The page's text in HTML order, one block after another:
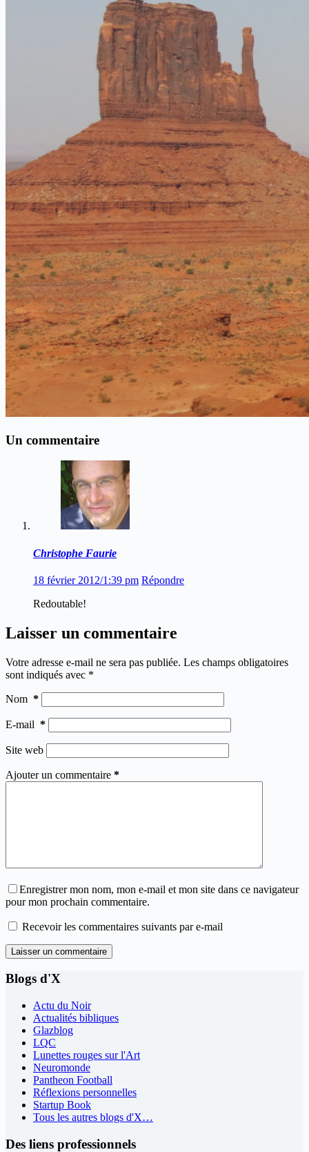
Un commentaire
Christophe Faurie
18 février 2012/1:39 pm Répondre
Redoutable!
Laisser un commentaire
Votre adresse e-mail ne sera pas publiée. Les champs obligatoires
sont indiqués avec *
Nom *
E-mail *
Site web
Ajouter un commentaire *
Enregistrer mon nom, mon e-mail et mon site dans ce navigateur
pour mon prochain commentaire.
Recevoir les commentaires suivants par e-mail
Laisser un commentaire
Blogs d'X
Actu du Noir
Actualités bibliques
Glazblog
LQC
Lunettes rouges sur l'Art
Neuromonde
Pantheon Football
Réflexions personnelles
Startup Book
Tous les autres blogs d'X…
Des liens professionnels